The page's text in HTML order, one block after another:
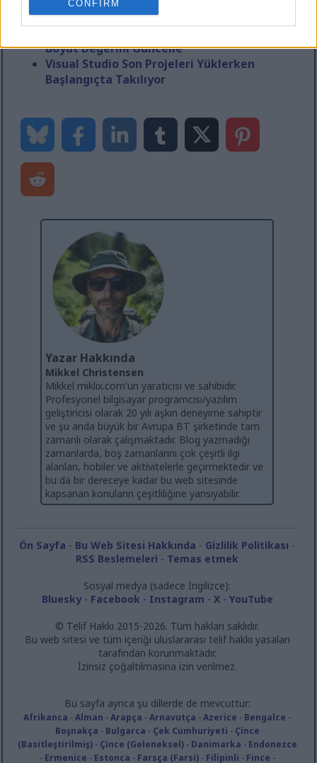
CONFIRM
Ekleme
Boyut Değerini Güncelle
Visual Studio Son Projeleri Yüklerken
Başlangıçta Takılıyor
Yazar Hakkında
Mikkel Christensen
Mikkel miklix.com'un yaratıcısı ve sahibidir.
Profesyonel bilgisayar programcısı/yazılım
geliştiricisi olarak 20 yılı aşkın deneyime sahiptir
ve şu anda büyük bir Avrupa BT şirketinde tam
zamanlı olarak çalışmaktadır. Blog yazmadığı
zamanlarda, boş zamanlarını çok çeşitli ilgi
alanları, hobiler ve aktivitelerle geçirmektedir ve
bu da bir dereceye kadar bu web sitesinde
kapsanan konuların çeşitliliğine yansıyabilir.
Ön Sayfa - Bu Web Sitesi Hakkında - Gizlilik Politikası -
RSS Beslemeleri - Temas etmek
Sosyal medya (sadece İngilizce):
Bluesky- Facebook - Instagram - X- YouTube
© Telif Hakkı 2015-2026. Tüm hakları saklıdır.
Bu web sitesi ve tüm içeriği uluslararası telif hakkı yasaları
tarafından korunmaktadır.
İzinsiz çoğaltılmasına izin verilmez.
Bu sayfa ayrıca şu dillerde de mevcuttur:
Afrikanca -Alman -Arapça -Arnavutça -Azerice - Bengalce -
Boşnakça - Bulgarca - Çek Cumhuriyeti - Çince
(Basitleştirilmiş)- Çince (Geleneksel)- Danimarka - Endonezce
- Ermenice - Estonca - Farsça (Farsi)- Filipinli - Fince -